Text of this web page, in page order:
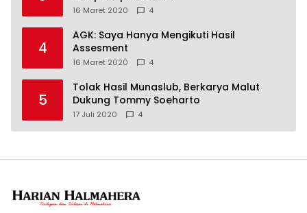
16 Maret 2020 4
4
AGK: Saya Hanya Mengikuti Hasil
Assesment
16 Maret 2020 4
5
Tolak Hasil Munaslub, Berkarya Malut
Dukung Tommy Soeharto
17 Juli 2020 4